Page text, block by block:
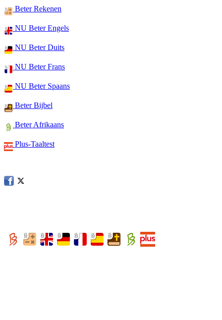
Beter Rekenen
NU Beter Engels
NU Beter Duits
NU Beter Frans
NU Beter Spaans
Beter Bijbel
Beter Afrikaans
Plus-Taaltest